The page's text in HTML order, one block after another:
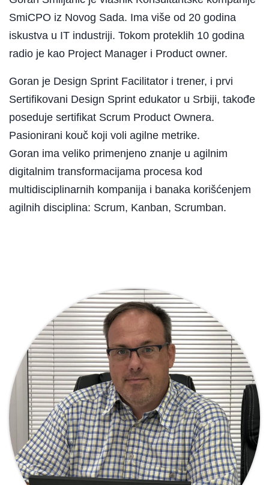
SmiCPO iz Novog Sada. Ima više od 20 godina
iskustva u IT industriji. Tokom proteklih 10 godina
radio je kao Project Manager i Product owner.
Goran je Design Sprint Facilitator i trener, i prvi
Sertifikovani Design Sprint edukator u Srbiji, takođe
poseduje sertifikat Scrum Product Ownera.
Pasionirani kouč koji voli agilne metrike.
Goran ima veliko primenjeno znanje u agilnim
digitalnim transformacijama procesa kod
multidisciplinarnih kompanija i banaka korišćenjem
agilnih disciplina: Scrum, Kanban, Scrumban.